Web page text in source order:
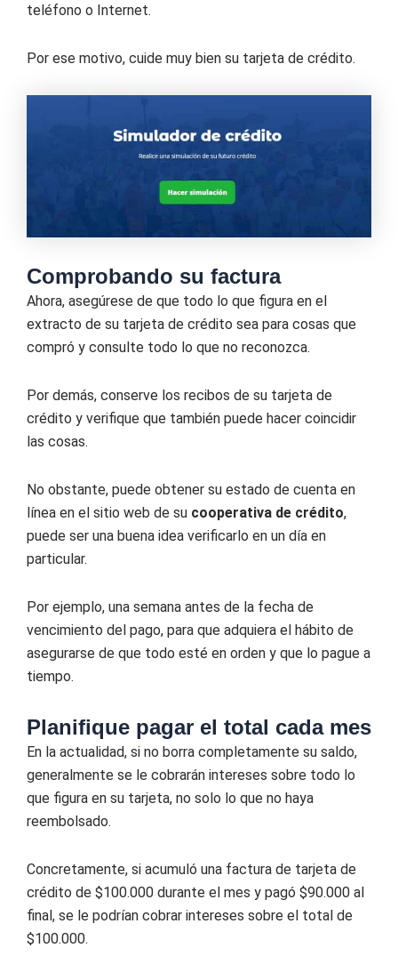
teléfono o Internet.
Por ese motivo, cuide muy bien su tarjeta de crédito.
Comprobando su factura
Ahora, asegúrese de que todo lo que figura en el
extracto de su tarjeta de crédito sea para cosas que
compró y consulte todo lo que no reconozca.
Por demás, conserve los recibos de su tarjeta de
crédito y verifique que también puede hacer coincidir
las cosas.
No obstante, puede obtener su estado de cuenta en
línea en el sitio web de su cooperativa de crédito,
puede ser una buena idea verificarlo en un día en
particular.
Por ejemplo, una semana antes de la fecha de
vencimiento del pago, para que adquiera el hábito de
asegurarse de que todo esté en orden y que lo pague a
tiempo.
Planifique pagar el total cada mes
En la actualidad, si no borra completamente su saldo,
generalmente se le cobrarán intereses sobre todo lo
que figura en su tarjeta, no solo lo que no haya
reembolsado.
Concretamente, si acumuló una factura de tarjeta de
crédito de $100.000 durante el mes y pagó $90.000 al
final, se le podrían cobrar intereses sobre el total de
$100.000.